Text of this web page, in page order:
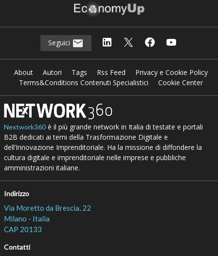
Seguici
About Autori Tags Rss Feed
Privacy e Cookie Policy
Terms&Conditions Contenuti Specialistici
Cookie Center
Nextwork360è il più grande network in Italia di testate e portali
B2B dedicati ai temi della Trasformazione Digitale e
dell’Innovazione Imprenditoriale. Ha la missione di diffondere la
cultura digitale e imprenditoriale nelle imprese e pubbliche
amministrazioni italiane.
Indirizzo
Via Moretto da Brescia, 22
Milano - Italia
CAP 20133
Contatti